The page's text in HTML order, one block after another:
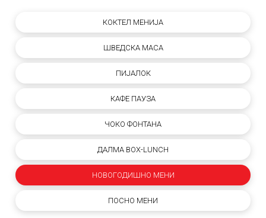
КОКТЕЛ МЕНИЈА
ШВЕДСКА МАСА
ПИЈАЛОК
КАФЕ ПАУЗА
ЧОКО ФОНТАНА
ДАЛМА BOX-LUNCH
НОВОГОДИШНО МЕНИ
ПОСНО МЕНИ